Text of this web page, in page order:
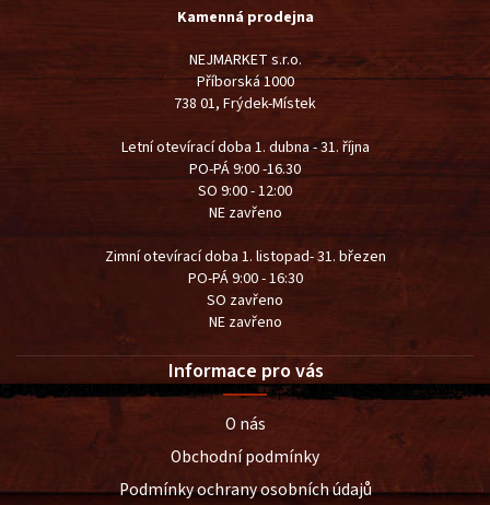
Kamenná prodejna
NEJMARKET s.r.o.
Příborská 1000
738 01, Frýdek-Místek
Letní otevírací doba 1. dubna - 31. října
PO-PÁ 9:00 -16.30
SO 9:00 - 12:00
NE zavřeno
Zimní otevírací doba 1. listopad- 31. březen
PO-PÁ 9:00 - 16:30
SO zavřeno
NE zavřeno
Informace pro vás
O nás
Obchodní podmínky
Podmínky ochrany osobních údajů